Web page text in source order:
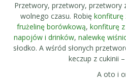
Przetwory, przetwory, przetwory
wolnego czasu. Robię konfiturę
frużelinę borówkową, konfiturę
napojów i drinków, nalewkę
słodko. A wśród słonych
keczup z cukinii
A oto i